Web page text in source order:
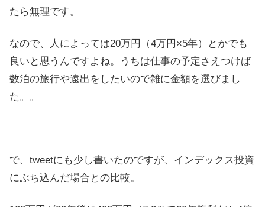
たら無理です。
なので、人によっては20万円（4万円×5年）とかでも
良いと思うんですよね。うちは仕事の予定さえつけば
数泊の旅行や遠出をしたいので雑に金額を選びまし
た。。
で、tweetにも少し書いたのですが、インデックス投資
にぶち込んだ場合との比較。